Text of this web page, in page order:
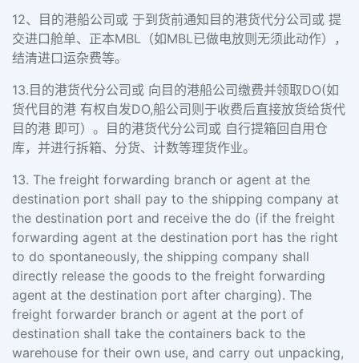
12、目的港船公司或 于到货前通知目的港货代分公司或 提
交进口舱单、正本MBL（如MBL已做电放则无须此动作），
结清进口运杂费等。
13.目的港货代分公司或 向目的港船公司缴费并领取DO(如
货代目的港 有权自发DO,船公司则于收费后直接放货给货代
目的港 即可）。目的港货代分公司或 自行提箱回自用仓
库，并进行拆箱、分货、计数等理货作业。
13. The freight forwarding branch or agent at the
destination port shall pay to the shipping company at
the destination port and receive the do (if the freight
forwarding agent at the destination port has the right
to do spontaneously, the shipping company shall
directly release the goods to the freight forwarding
agent at the destination port after charging). The
freight forwarder branch or agent at the port of
destination shall take the containers back to the
warehouse for their own use, and carry out unpacking,